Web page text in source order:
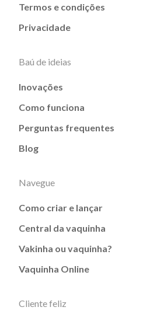
Termos e condições
Privacidade
Baú de ideias
Inovações
Como funciona
Perguntas frequentes
Blog
Navegue
Como criar e lançar
Central da vaquinha
Vakinha ou vaquinha?
Vaquinha Online
Cliente feliz